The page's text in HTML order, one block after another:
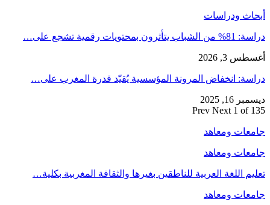
أبحاث ودراسات
دراسة: 81% من الشباب يتأثرون بمحتويات رقمية تشجع على…
أغسطس 3, 2026
دراسة: انخفاض المرونة المؤسسية يُقيّد قدرة المغرب على…
ديسمبر 16, 2025
Prev Next 1 of 135
جامعات ومعاهد
جامعات ومعاهد
تعليم اللغة العربية للناطقين بغيرها والثقافة المغربية بكلية…
جامعات ومعاهد